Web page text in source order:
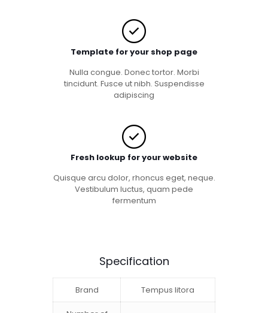
Template for your shop page
Nulla congue. Donec tortor. Morbi
tincidunt. Fusce ut nibh. Suspendisse
adipiscing
Fresh lookup for your website
Quisque arcu dolor, rhoncus eget, neque.
Vestibulum luctus, quam pede
fermentum
Specification
Brand Tempus litora